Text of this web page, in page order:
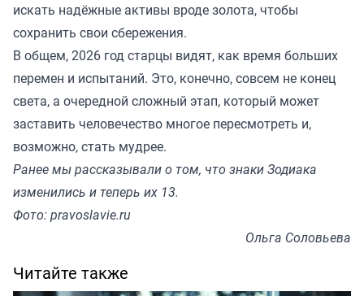
искать надёжные активы вроде золота, чтобы
сохранить свои сбережения.
В общем, 2026 год старцы видят, как время больших
перемен и испытаний. Это, конечно, совсем не конец
света, а очередной сложный этап, который может
заставить человечество многое пересмотреть и,
возможно, стать мудрее.
Ранее мырассказывалио том, что знаки Зодиака
изменились и теперь их 13.
Фото: pravoslavie.ru
Ольга Соловьева
Читайте также